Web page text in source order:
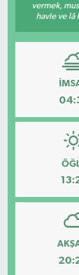
vermek,
havle ve lâ